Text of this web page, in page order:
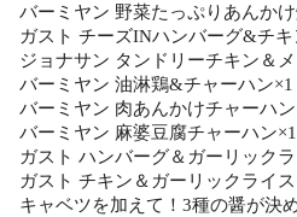
バーミヤン 野菜たっぷりあんかけ
ガスト チーズINハンバーグ&チキ
ジョナサン タンドリーチキン＆
バーミヤン 油淋鶏&チャーハン×1
バーミヤン 肉あんかけチャーハン
バーミヤン 麻婆豆腐チャーハン×1
ガスト ハンバーグ＆ガーリックラ
ガスト チキン＆ガーリックライス
キャベツを加えて！3種の醤が決